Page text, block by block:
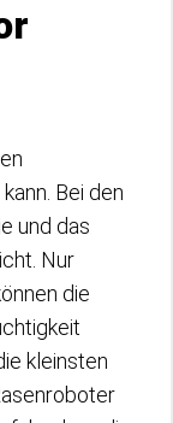
Bei den
und das
Nur
die
kleinsten